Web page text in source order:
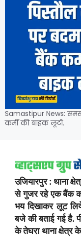
Samastipur News:
कर्मी की बाइक लूटी.
उजियारपुर : थाना
से गुजर रहे एक बैंक
भय दिखाकर लूट
बजे की बताई गई है.
के तेघरा थाना क्षेत्र के